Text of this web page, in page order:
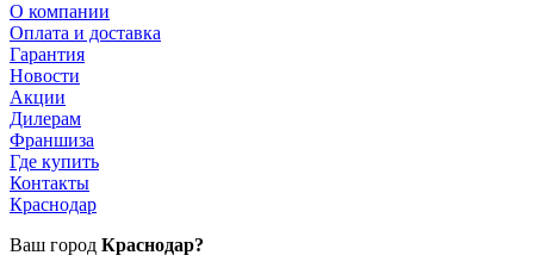
О компании
Оплата и доставка
Гарантия
Новости
Акции
Дилерам
Франшиза
Где купить
Контакты
Краснодар
Ваш город Краснодар?